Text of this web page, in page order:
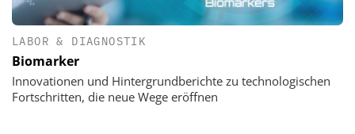
LABOR & DIAGNOSTIK
Biomarker
Innovationen und Hintergrundberichte zu technologischen
Fortschritten, die neue Wege eröffnen